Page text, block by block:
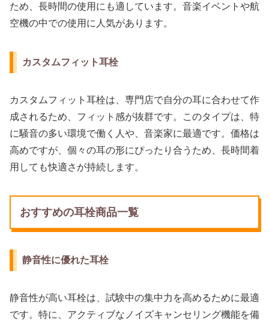
ため、長時間の使用にも適しています。音楽イベントや航
空機の中での使用に人気があります。
カスタムフィット耳栓
カスタムフィット耳栓は、専門店で自分の耳に合わせて作
成されるため、フィット感が抜群です。このタイプは、特
に騒音の多い環境で働く人や、音楽家に最適です。価格は
高めですが、個々の耳の形にぴったり合うため、長時間着
用しても快適さが持続します。
おすすめの耳栓商品一覧
静音性に優れた耳栓
静音性が高い耳栓は、試験中の集中力を高めるために最適
です。特に、アクティブなノイズキャンセリング機能を備